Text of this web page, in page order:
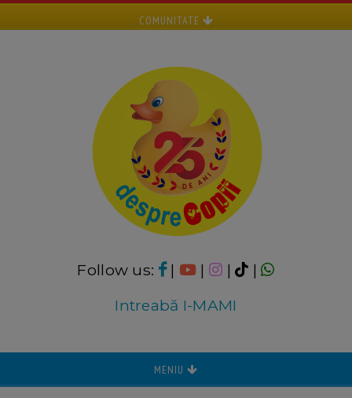
COMUNITATE
Follow us: | | |
|
Intreabă I-MAMI
MENIU